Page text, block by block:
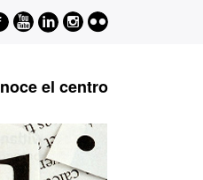
Facebook
ESAGED
Youtube
ESAGED
LinkedIn
ESAGED
Instagram
ESAGED
Flickr
el centro